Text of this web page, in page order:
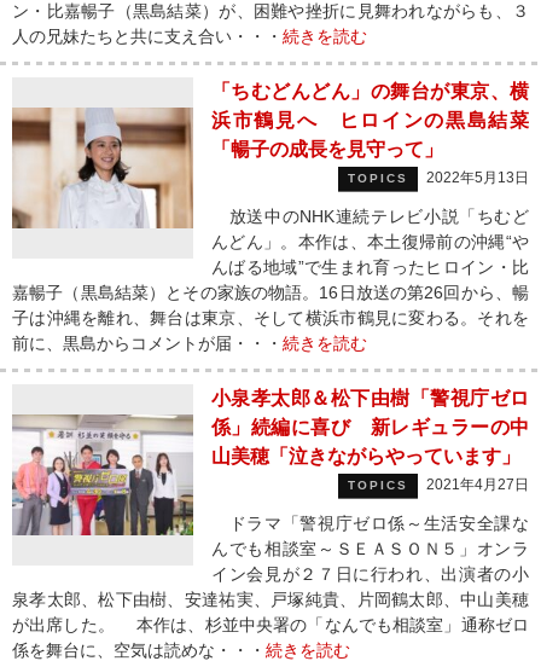
ン・比嘉暢子（黒島結菜）が、困難や挫折に見舞われながらも、３
人の兄妹たちと共に支え合い・・・ 続きを読む
「ちむどんどん」の舞台が東京、横
浜市鶴見へ ヒロインの黒島結菜
「暢子の成長を見守って」
TOPICS 2022年5月13日
放送中のNHK連続テレビ小説「ちむど
んどん」。本作は、本土復帰前の沖縄“や
んばる地域”で生まれ育ったヒロイン・比
嘉暢子（黒島結菜）とその家族の物語。16日放送の第26回から、暢
子は沖縄を離れ、舞台は東京、そして横浜市鶴見に変わる。それを
前に、黒島からコメントが届・・・ 続きを読む
小泉孝太郎＆松下由樹「警視庁ゼロ
係」続編に喜び 新レギュラーの中
山美穂「泣きながらやっています」
TOPICS 2021年4月27日
ドラマ「警視庁ゼロ係～生活安全課な
んでも相談室～ＳＥＡＳＯＮ５」オンラ
イン会見が２７日に行われ、出演者の小
泉孝太郎、松下由樹、安達祐実、戸塚純貴、片岡鶴太郎、中山美穂
が出席した。 本作は、杉並中央署の「なんでも相談室」通称ゼロ
係を舞台に、空気は読めな・・・ 続きを読む